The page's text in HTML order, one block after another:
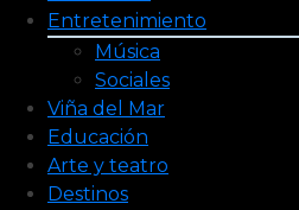
Entretenimiento
Música
Sociales
Viña del Mar
Educación
Arte y teatro
Destinos